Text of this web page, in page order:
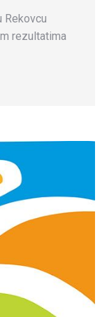
Rekovcu
rezultatima